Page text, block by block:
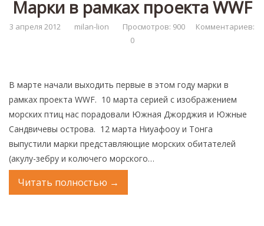
Марки в рамках проекта WWF
3 апреля 2012 milan-lion Просмотров: 900 Комментариев:
0
В марте начали выходить первые в этом году марки в
рамках проекта WWF. 10 марта серией с изображением
морских птиц нас порадовали Южная Джорджия и Южные
Сандвичевы острова. 12 марта Ниуафооу и Тонга
выпустили марки представляющие морских обитателей
(акулу-зебру и колючего морского…
Читать полностью →